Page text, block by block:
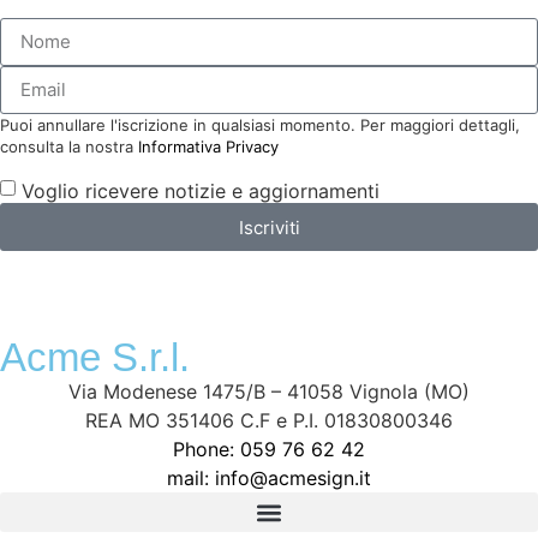
Puoi annullare l'iscrizione in qualsiasi momento. Per maggiori dettagli,
consulta la nostra Informativa Privacy
Voglio ricevere notizie e aggiornamenti
Iscriviti
Acme S.r.l.
Via Modenese 1475/B – 41058 Vignola (MO)
REA MO 351406 C.F e P.I. 01830800346
Phone: 059 76 62 42
mail: info@acmesign.it